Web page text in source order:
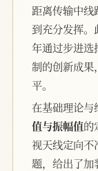
距离传输中
到充分发挥。
年通过步进选
制的创新成果
平。
在基础理论与
值与振幅值的
视天线定向不
题，给出了加